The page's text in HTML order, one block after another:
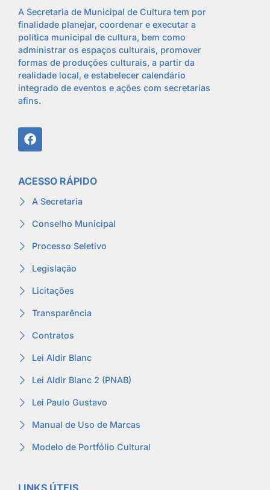
A Secretaria de Municipal de Cultura tem por
finalidade planejar, coordenar e executar a
política municipal de cultura, bem como
administrar os espaços culturais, promover
formas de produções culturais, a partir da
realidade local, e estabelecer calendário
integrado de eventos e ações com secretarias
afins.
ACESSO RÁPIDO
A Secretaria
Conselho Municipal
Processo Seletivo
Legislação
Licitações
Transparência
Contratos
Lei Aldir Blanc
Lei Aldir Blanc 2 (PNAB)
Lei Paulo Gustavo
Manual de Uso de Marcas
Modelo de Portfólio Cultural